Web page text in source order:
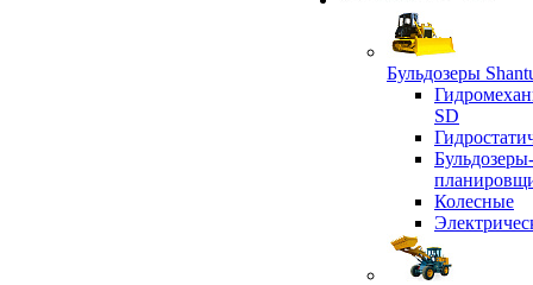
Бульдозеры
SD
Бульдозеры-
Колесные